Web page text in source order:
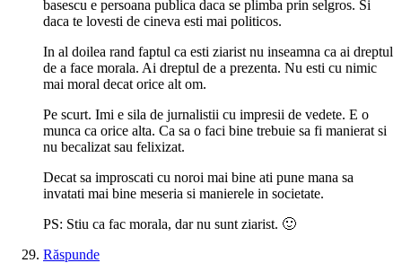
basescu e persoana publica daca se plimba prin selgros. Si
daca te lovesti de cineva esti mai politicos.
In al doilea rand faptul ca esti ziarist nu inseamna ca ai dreptul
de a face morala. Ai dreptul de a prezenta. Nu esti cu nimic
mai moral decat orice alt om.
Pe scurt. Imi e sila de jurnalistii cu impresii de vedete. E o
munca ca orice alta. Ca sa o faci bine trebuie sa fi manierat si
nu becalizat sau felixizat.
Decat sa improscati cu noroi mai bine ati pune mana sa
invatati mai bine meseria si manierele in societate.
PS: Stiu ca fac morala, dar nu sunt ziarist. 🙂
Răspunde